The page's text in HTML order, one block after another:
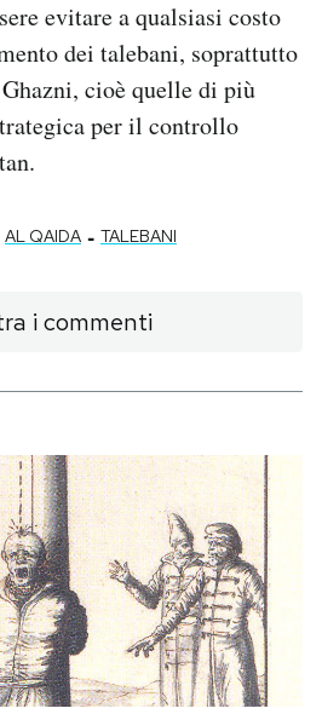
evitare a qualsiasi costo
dei talebani, soprattutto
cioè quelle di più
per il controllo
AL QAIDA - TALEBANI
i commenti